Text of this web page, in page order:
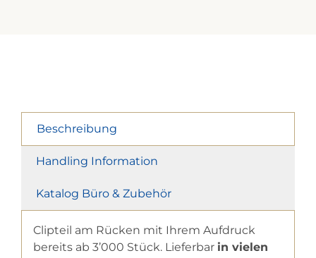
Beschreibung
Handling Information
Katalog Büro & Zubehör
Clipteil am Rücken mit Ihrem Aufdruck
bereits ab 3’000 Stück. Lieferbar in vielen